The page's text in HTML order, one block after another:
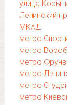
улица
Ленинский
МКАД
метро
метро
метро
метро
метро
метро